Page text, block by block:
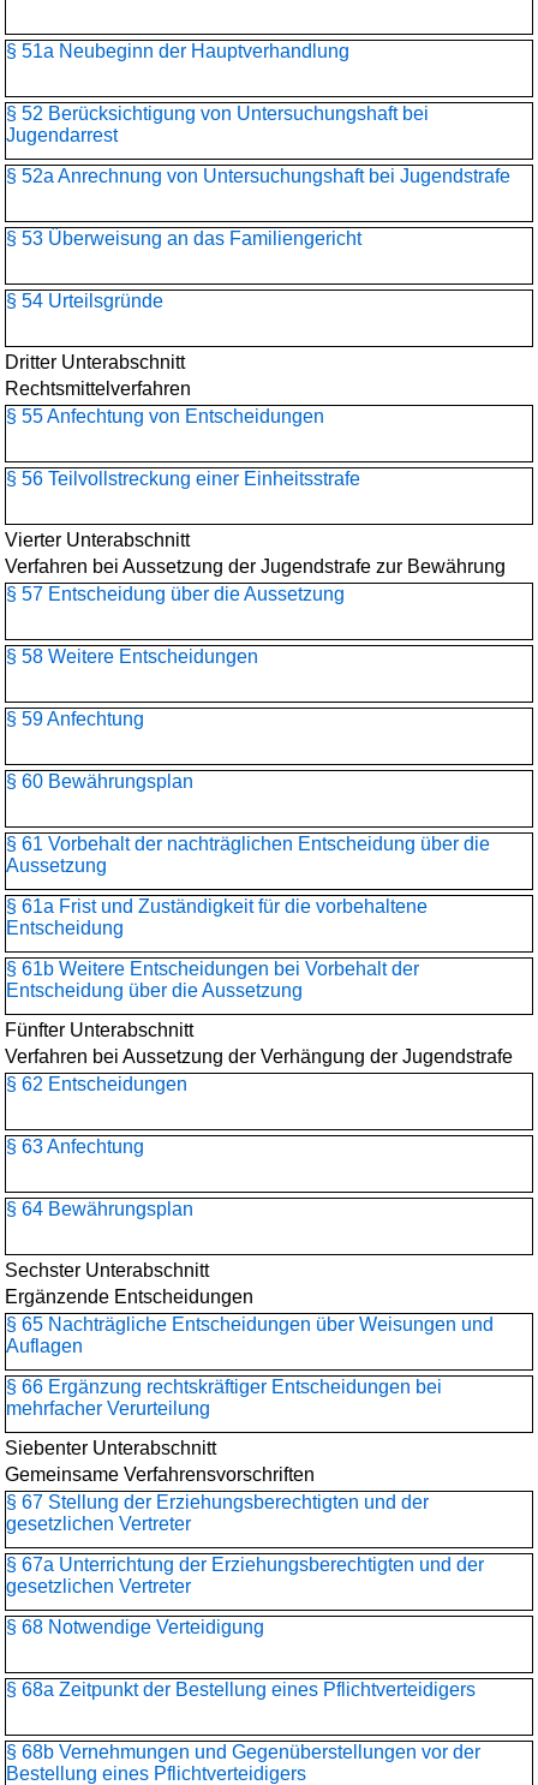
§ 51a Neubeginn der Hauptverhandlung
§ 52 Berücksichtigung von Untersuchungshaft bei
Jugendarrest
§ 52a Anrechnung von Untersuchungshaft bei Jugendstrafe
§ 53 Überweisung an das Familiengericht
§ 54 Urteilsgründe
Dritter Unterabschnitt
Rechtsmittelverfahren
§ 55 Anfechtung von Entscheidungen
§ 56 Teilvollstreckung einer Einheitsstrafe
Vierter Unterabschnitt
Verfahren bei Aussetzung der Jugendstrafe zur Bewährung
§ 57 Entscheidung über die Aussetzung
§ 58 Weitere Entscheidungen
§ 59 Anfechtung
§ 60 Bewährungsplan
§ 61 Vorbehalt der nachträglichen Entscheidung über die
Aussetzung
§ 61a Frist und Zuständigkeit für die vorbehaltene
Entscheidung
§ 61b Weitere Entscheidungen bei Vorbehalt der
Entscheidung über die Aussetzung
Fünfter Unterabschnitt
Verfahren bei Aussetzung der Verhängung der Jugendstrafe
§ 62 Entscheidungen
§ 63 Anfechtung
§ 64 Bewährungsplan
Sechster Unterabschnitt
Ergänzende Entscheidungen
§ 65 Nachträgliche Entscheidungen über Weisungen und
Auflagen
§ 66 Ergänzung rechtskräftiger Entscheidungen bei
mehrfacher Verurteilung
Siebenter Unterabschnitt
Gemeinsame Verfahrensvorschriften
§ 67 Stellung der Erziehungsberechtigten und der
gesetzlichen Vertreter
§ 67a Unterrichtung der Erziehungsberechtigten und der
gesetzlichen Vertreter
§ 68 Notwendige Verteidigung
§ 68a Zeitpunkt der Bestellung eines Pflichtverteidigers
§ 68b Vernehmungen und Gegenüberstellungen vor der
Bestellung eines Pflichtverteidigers